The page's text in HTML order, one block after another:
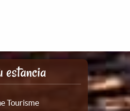
estancia
Tourisme